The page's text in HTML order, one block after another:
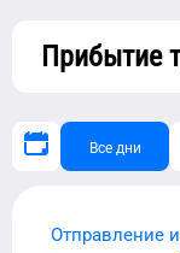
Прибытие
Все дни
Отправление